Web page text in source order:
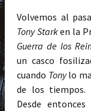
Volvemos al
Tony Starken la
Guerra de los
un casco
cuando Tonylo
de los tiempos.
Desde